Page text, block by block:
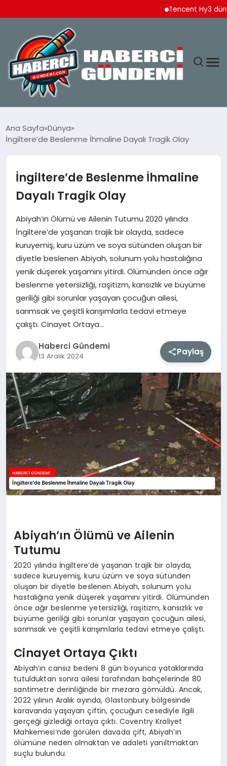
Tencent Hy3 dünya
YAŞAM
SPOR
EKONOMI
DÜNYA
MAGAZIN
EĞITIM
SAĞLIK
TEKNOLOJI
Ana Sayfa Dünya
İngiltere’de Beslenme İhmaline Dayalı Tragik Olay
İngiltere’de Beslenme İhmaline
Dayalı Tragik Olay
Abiyah’ın Ölümü ve Ailenin Tutumu 2020 yılında
İngiltere’de yaşanan trajik bir olayda, sadece
kuruyemiş, kuru üzüm ve soya sütünden oluşan bir
diyetle beslenen Abiyah, solunum yolu hastalığına
yenik düşerek yaşamını yitirdi. Ölümünden önce ağır
beslenme yetersizliği, raşitizm, kansızlık ve büyüme
geriliği gibi sorunlar yaşayan çocuğun ailesi,
sarımsak ve çeşitli karışımlarla tedavi etmeye
çalıştı. Cinayet Ortaya…
Haberci Gündemi
13 Aralık 2024 Paylaş
Abiyah’ın Ölümü ve Ailenin
Tutumu
2020 yılında İngiltere’de yaşanan trajik bir olayda,
sadece kuruyemiş, kuru üzüm ve soya sütünden
oluşan bir diyetle beslenen Abiyah, solunum yolu
hastalığına yenik düşerek yaşamını yitirdi. Ölümünden
önce ağır beslenme yetersizliği, raşitizm, kansızlık ve
büyüme geriliği gibi sorunlar yaşayan çocuğun ailesi,
sarımsak ve çeşitli karışımlarla tedavi etmeye çalıştı.
Cinayet Ortaya Çıktı
Abiyah’ın cansız bedeni 8 gün boyunca yataklarında
tutulduktan sonra ailesi tarafından bahçelerinde 80
santimetre derinliğinde bir mezara gömüldü. Ancak,
2022 yılının Aralık ayında, Glastonbury bölgesinde
karavanda yaşayan çiftin, çocuğun cesediyle ilgili
gerçeği gizlediği ortaya çıktı. Coventry Kraliyet
Mahkemesi’nde görülen davada çift, Abiyah’ın
ölümüne neden olmaktan ve adaleti yanıltmaktan
suçlu bulundu.